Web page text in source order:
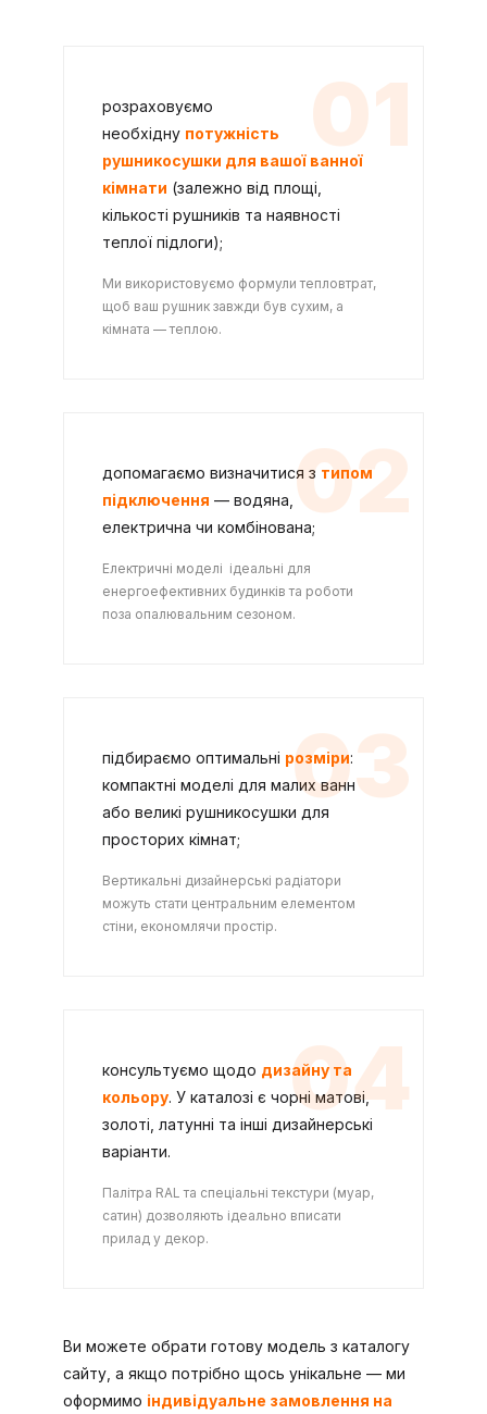
01
розраховуємо
необхідну потужність
рушникосушки для вашої ванної
кімнати (залежно від площі,
кількості рушників та наявності
теплої підлоги);
Ми використовуємо формули тепловтрат,
щоб ваш рушник завжди був сухим, а
кімната — теплою.
02
допомагаємо визначитися з типом
підключення — водяна,
електрична чи комбінована;
Електричні моделі ідеальні для
енергоефективних будинків та роботи
поза опалювальним сезоном.
03
підбираємо оптимальні розміри:
компактні моделі для малих ванн
або великі рушникосушки для
просторих кімнат;
Вертикальні дизайнерські радіатори
можуть стати центральним елементом
стіни, економлячи простір.
04
консультуємо щодо дизайну та
кольору. У каталозі є чорні матові,
золоті, латунні та інші дизайнерські
варіанти.
Палітра RAL та спеціальні текстури (муар,
сатин) дозволяють ідеально вписати
прилад у декор.
Ви можете обрати готову модель з каталогу
сайту, а якщо потрібно щось унікальне — ми
оформимо індивідуальне замовлення на